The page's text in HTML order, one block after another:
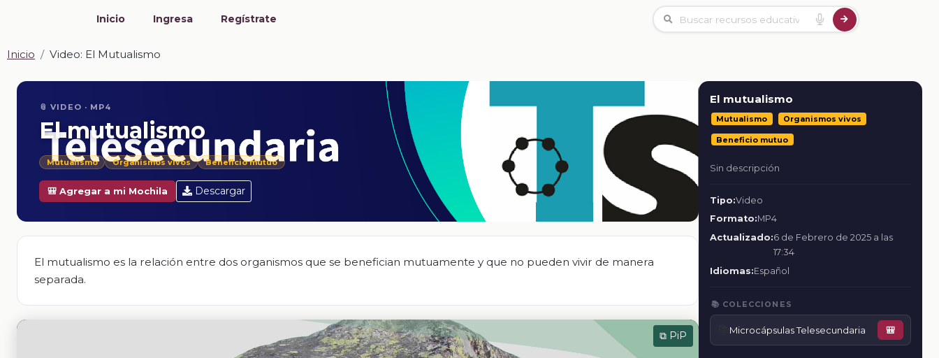
Inicio Ingresa Regístrate
Inicio Video: El Mutualismo
📎 VIDEO · MP4
El mutualismo
Mutualismo Organismos vivos Beneficio mutuo
🎒 Agregar a mi Mochila Descargar
El mutualismo es la relación entre dos organismos que se benefician mutuamente y que no pueden vivir de manera
separada.
⧉ PiP
El mutualismo
Mutualismo Organismos vivos
Beneficio mutuo
Sin descripción
Tipo:Video
Formato:MP4
Actualizado:6 de Febrero de 2025 a las
17:34
Idiomas:Español
📚 COLECCIONES
Microcápsulas Telesecundaria 🎒